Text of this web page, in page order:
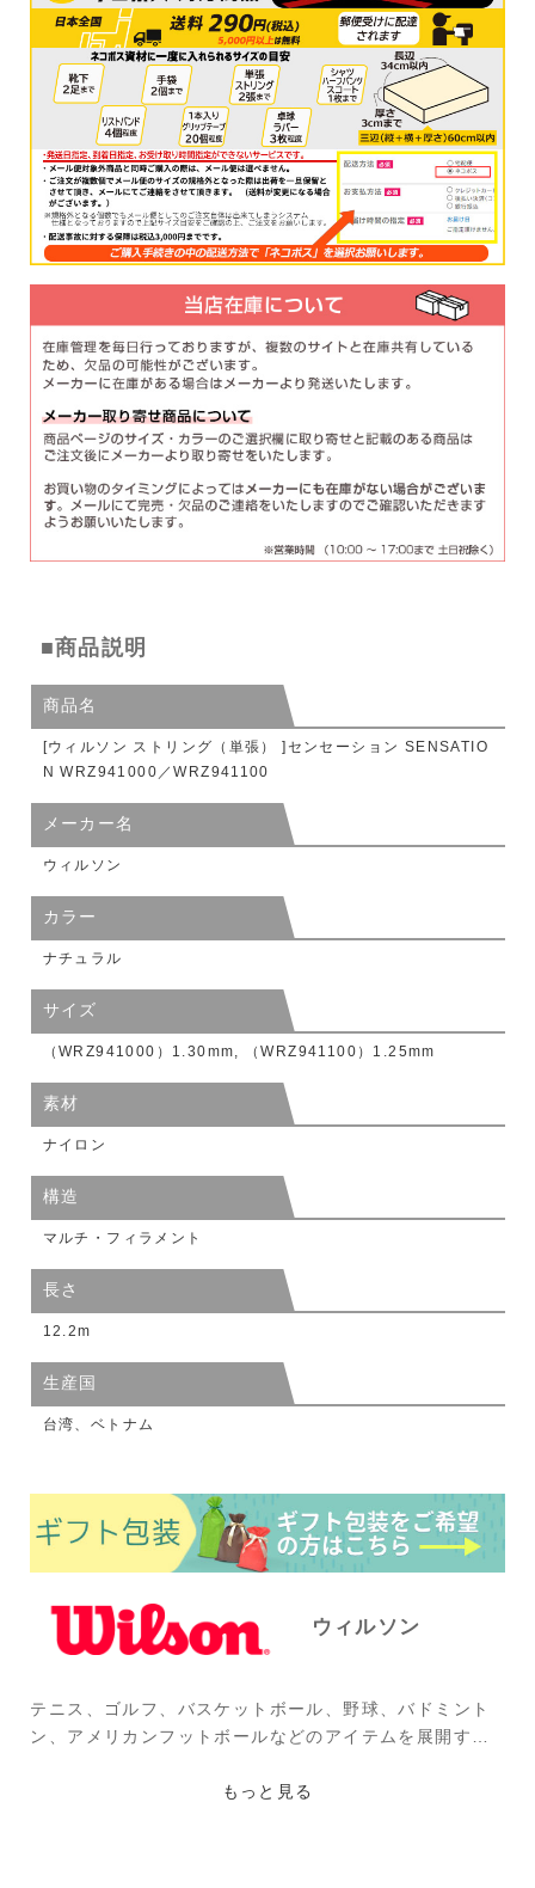
■商品説明
商品名
[ウィルソン ストリング（単張） ]センセーション SENSATIO
N WRZ941000／WRZ941100
メーカー名
ウィルソン
カラー
ナチュラル
サイズ
（WRZ941000）1.30mm, （WRZ941100）1.25mm
素材
ナイロン
構造
マルチ・フィラメント
長さ
12.2m
生産国
台湾、ベトナム
ウィルソン
テニス、ゴルフ、バスケットボール、野球、バドミント
ン、アメリカンフットボールなどのアイテムを展開する
アシュランド・マニュファクチャリング社時代に精肉業
もっと見る